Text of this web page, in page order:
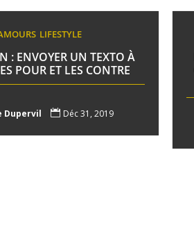
LIFESTYLE
: ENVOYER UN TEXTO À
POUR ET LES CONTRE
Dupervil  Déc 31, 2019